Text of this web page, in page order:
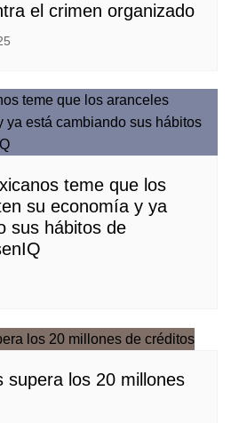
el crimen organizado
teme que los
su economía y ya
sus hábitos de
supera los 20 millones